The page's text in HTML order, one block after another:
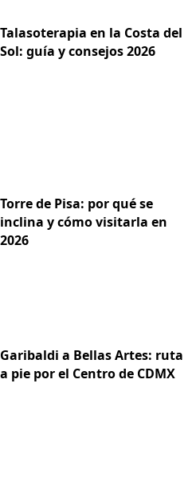
Talasoterapia en la Costa del
Sol: guía y consejos 2026
Torre de Pisa: por qué se
inclina y cómo visitarla en
2026
Garibaldi a Bellas Artes: ruta
a pie por el Centro de CDMX